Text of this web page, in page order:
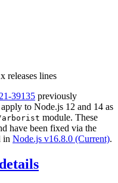
releases lines
39135 previously
to Node.js 12 and 14 as
arborist module. These
have been fixed via the
in Node.js v16.8.0 (Current).